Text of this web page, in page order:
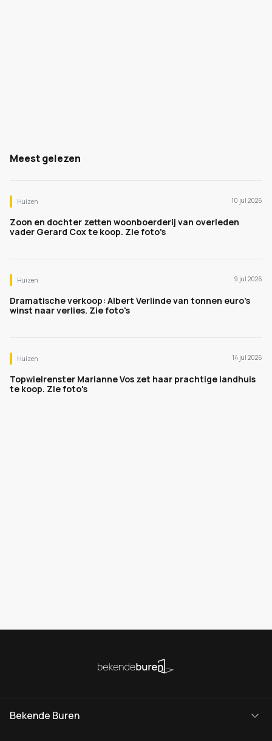
Meest gelezen
Huizen 10 jul 2026
Zoon en dochter zetten woonboerderij van overleden
vader Gerard Cox te koop. Zie foto's
Huizen 9 jul 2026
Dramatische verkoop: Albert Verlinde van tonnen euro's
winst naar verlies. Zie foto's
Huizen 14 jul 2026
Topwielrenster Marianne Vos zet haar prachtige landhuis
te koop. Zie foto's
Bekende Buren